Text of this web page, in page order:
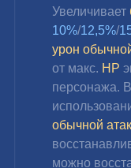
Увеличивает
10%/12,5%/
урон
от макс. HP
персонажа.
обычной
можно